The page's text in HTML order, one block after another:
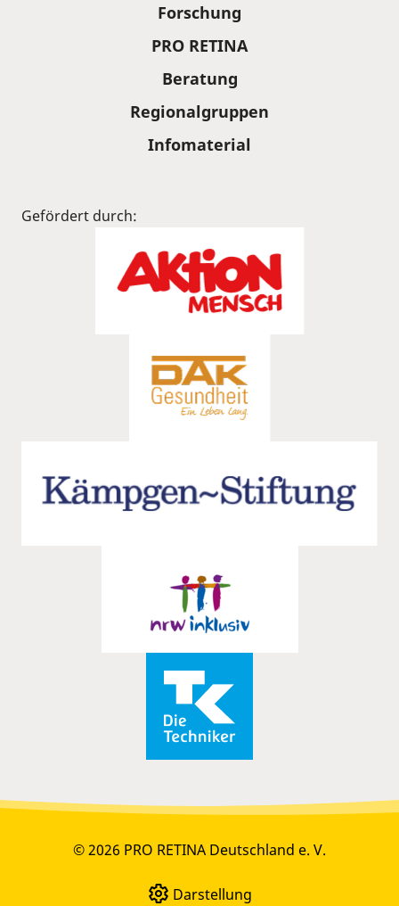
Forschung
PRO RETINA
Beratung
Regionalgruppen
Infomaterial
Gefördert durch:
© 2026 PRO RETINA Deutschland e. V.
Darstellung